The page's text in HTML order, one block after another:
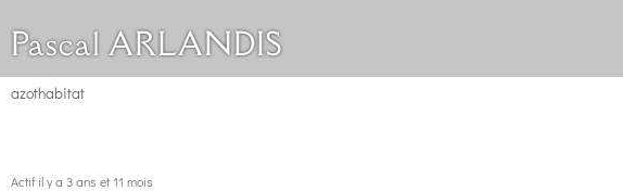
Pascal ARLANDIS
azothabitat
Actif il y a 3 ans et 11 mois